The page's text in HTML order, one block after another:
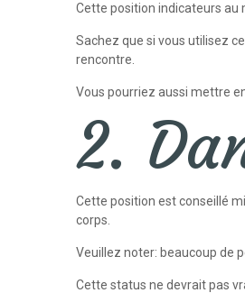
Cette position indicateurs au
Sachez que si vous utilisez
rencontre.
Vous pourriez aussi mettre
2.
Cette position est conseillé
corps.
Veuillez noter: beaucoup de
Cette status ne devrait pas